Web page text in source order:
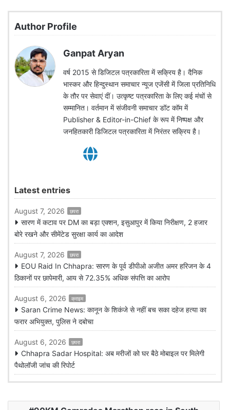
Author Profile
Ganpat Aryan
वर्ष 2015 से डिजिटल पत्रकारिता में सक्रिय है। दैनिक
भास्कर और हिन्दुस्थान समाचार न्यूज एजेंसी में जिला प्रतिनिधि
के तौर पर सेवाएं दीं। उत्कृष्ट पत्रकारिता के लिए कई मंचों से
सम्मानित। वर्तमान में संजीवनी समाचार डॉट कॉम में
Publisher & Editor-in-Chief के रूप में निष्पक्ष और
जनहितकारी डिजिटल पत्रकारिता में निरंतर सक्रिय है।
Latest entries
August 7, 2026 छपरा
सारण में कटाव पर DM का बड़ा एक्शन, इसुआपुर में किया निरीक्षण, 2 हजार
बोरे रखने और सीमेंटेड सुरक्षा कार्य का आदेश
August 7, 2026 छपरा
EOU Raid In Chhapra: सारण के पूर्व डीपीओ अजीत अमर हरिजन के 4
ठिकानों पर छापेमारी, आय से 72.35% अधिक संपत्ति का आरोप
August 6, 2026 क्राइम
Saran Crime News: कानून के शिकंजे से नहीं बच सका दहेज हत्या का
फरार अभियुक्त, पुलिस ने दबोचा
August 6, 2026 छपरा
Chhapra Sadar Hospital: अब मरीजों को घर बैठे मोबाइल पर मिलेगी
पैथोलॉजी जांच की रिपोर्ट